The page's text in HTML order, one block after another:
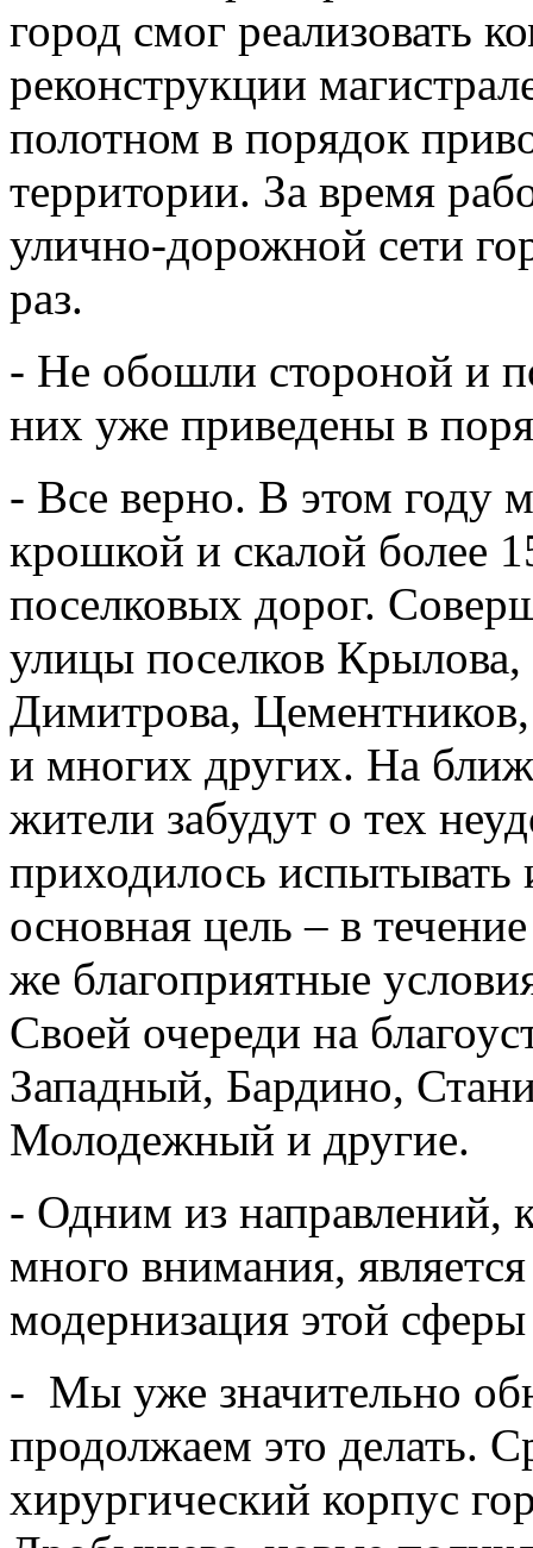
город смог реализовать
реконструкции
полотном в порядок
территории. За время
улично-дорожной сети
раз.
- Не обошли стороной и
них уже приведены в
- Все верно. В этом году
крошкой и скалой более
поселковых дорог.
улицы поселков
Димитрова,
и многих других. На
жители забудут о тех
приходилось испытывать
основная цель – в
же благоприятные
Своей очереди на
Западный, Бардино,
Молодежный и другие.
- Одним из направлений,
много внимания,
модернизация этой
- Мы уже значительно
продолжаем это делать.
хирургический корпус